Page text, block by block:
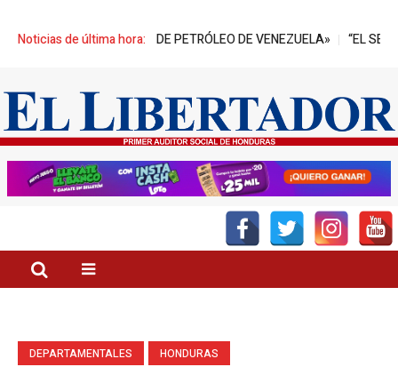
Noticias de última hora:
BARRILES DE PETRÓLEO DE VENEZUELA» “EL SECTOR
DEPARTAMENTALES HONDURAS